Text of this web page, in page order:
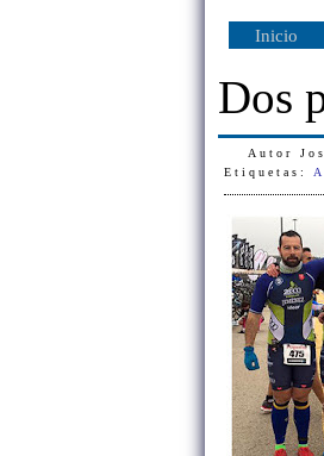
Inicio
Dos
Autor
Etiquetas: